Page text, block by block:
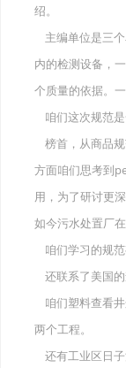
绍。
主编单位是三
内的检测设备，
个质量的依据。
咱们这次规范
榜首，从商品
方面咱们思考到
用，为了研讨更
如今污水处置厂
咱们学习的规
还联系了美国
咱们塑料查看
两个工程。
还有工业区日